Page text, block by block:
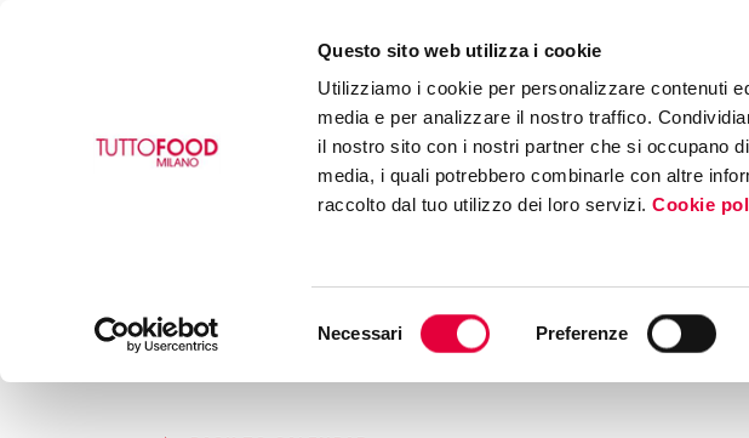
Questo sito web utilizza i cookie
Utilizziamo i cookie per personalizzare contenuti
media e per analizzare il nostro traffico.
il nostro sito con i nostri partner che si occupano
media, i quali potrebbero combinarle con altre
raccolto dal tuo utilizzo dei loro servizi.Cookie
Necessari Preferenze